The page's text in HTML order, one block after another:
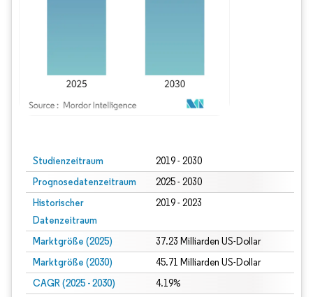
Studienzeitraum 2019 - 2030
Prognosedatenzeitraum 2025 - 2030
Historischer
Datenzeitraum
2019 - 2023
Marktgröße (2025) 37.23 Milliarden US-Dollar
Marktgröße (2030) 45.71 Milliarden US-Dollar
CAGR (2025 - 2030) 4.19%